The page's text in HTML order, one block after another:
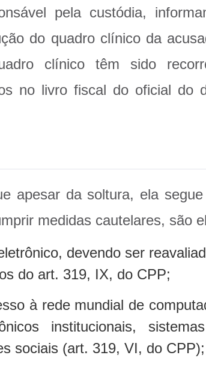
pela custódia,
do quadro clínico da
clínico têm sido
no livro fiscal do oficial do
apesar da soltura, ela
medidas cautelares, são
devendo ser
do art. 319, IX, do CPP;
à rede mundial de
institucionais,
sociais (art. 319, VI, do CPP);